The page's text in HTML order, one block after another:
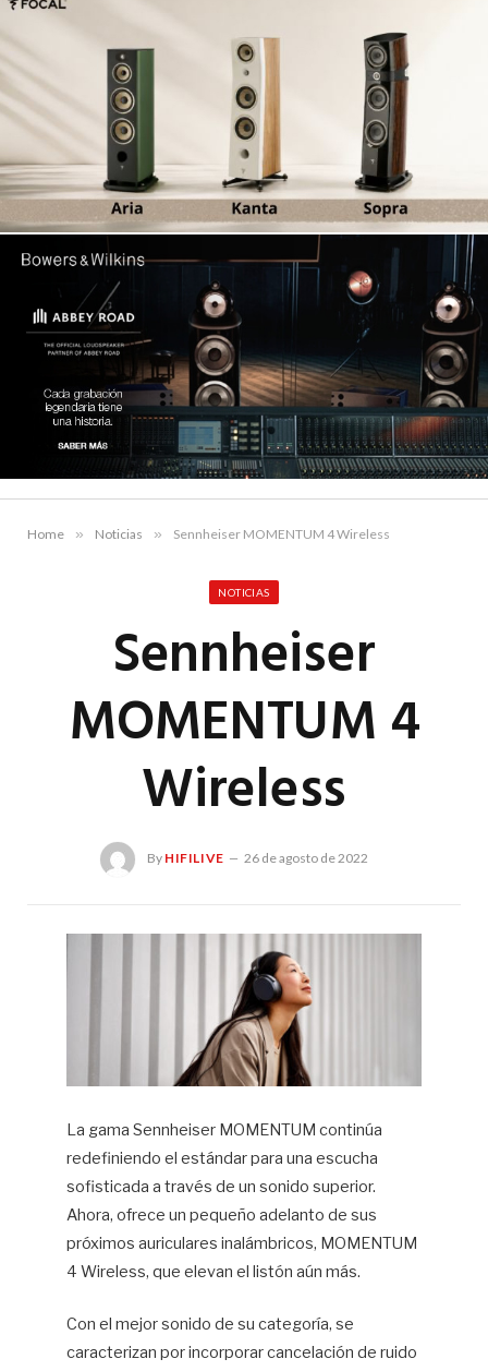
Home » Noticias » Sennheiser MOMENTUM 4 Wireless
NOTICIAS
Sennheiser
MOMENTUM 4
Wireless
By HIFILIVE 26 de agosto de 2022
La gama Sennheiser MOMENTUM continúa
redefiniendo el estándar para una escucha
sofisticada a través de un sonido superior.
Ahora, ofrece un pequeño adelanto de sus
próximos auriculares inalámbricos, MOMENTUM
4 Wireless, que elevan el listón aún más.
Con el mejor sonido de su categoría, se
caracterizan por incorporar cancelación de ruido